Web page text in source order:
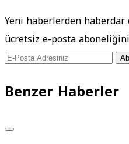
Yeni haberlerden haberdar
ücretsiz e-posta
Benzer Haberler